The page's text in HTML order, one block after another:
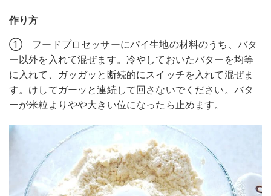
作り方
① フードプロセッサーにパイ生地の材料のうち、バタ
ー以外を入れて混ぜます。冷やしておいたバターを均等
に入れて、ガッガッと断続的にスイッチを入れて混ぜま
す。けしてガーッと連続して回さないでください。バタ
ーが米粒よりやや大きい位になったら止めます。